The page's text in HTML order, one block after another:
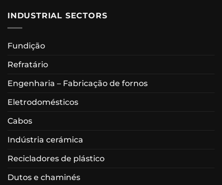
INDUSTRIAL SECTORS
Fundição
Refratário
Engenharia – Fabricação de fornos
Eletrodomésticos
Cabos
Indústria cerámica
Recicladores de plástico
Dutos e chaminés